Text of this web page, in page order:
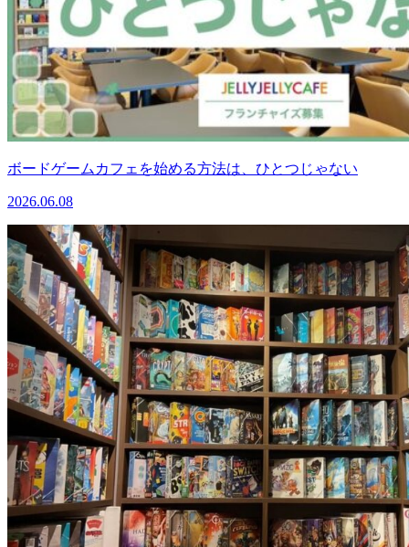
ボードゲームカフェを始める方法は、ひとつじゃない
2026.06.08